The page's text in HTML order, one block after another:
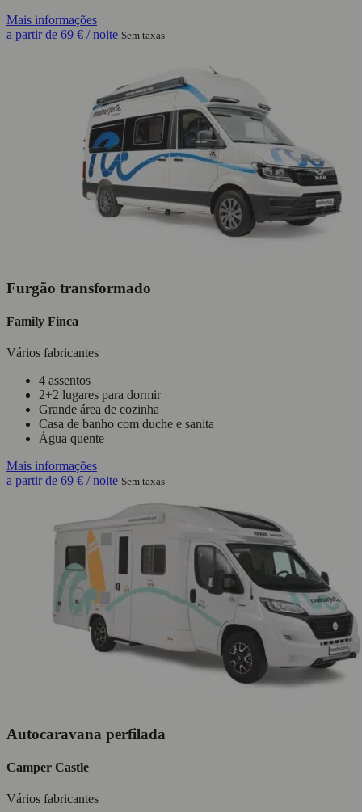
Mais informações
a partir de 69 € / noite Sem taxas
Furgão transformado
Family Finca
Vários fabricantes
4 assentos
2+2 lugares para dormir
Grande área de cozinha
Casa de banho com duche e sanita
Água quente
Mais informações
a partir de 69 € / noite Sem taxas
Autocaravana perfilada
Camper Castle
Vários fabricantes